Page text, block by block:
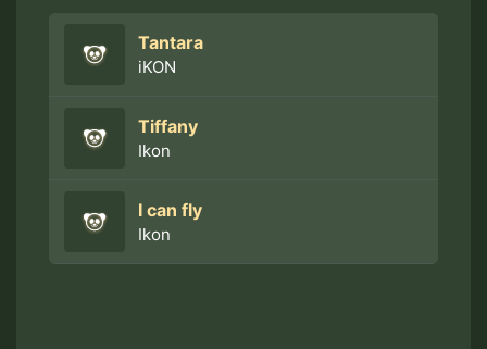
Tantara
iKON
Tiffany
Ikon
I can fly
Ikon